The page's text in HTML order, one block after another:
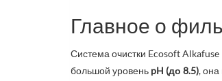
Главное о
Система очистки Ecosoft
большой уровень pH (до 8.5), она